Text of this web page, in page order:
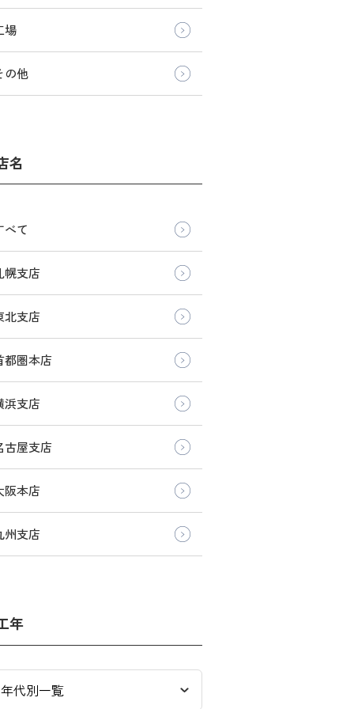
場
の他
名
べて
幌支店
北支店
都圏本店
浜支店
古屋支店
阪本店
州支店
年